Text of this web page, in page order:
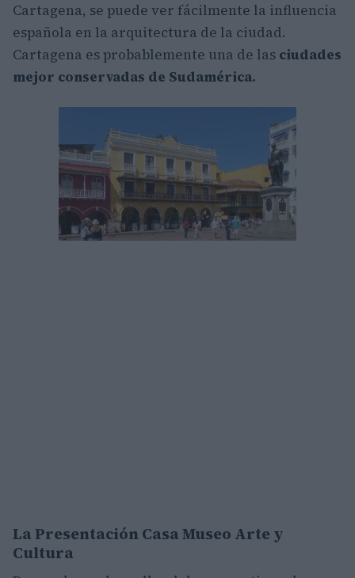
Cartagena, se puede ver fácilmente la influencia
española en la arquitectura de la ciudad.
Cartagena es probablemente una de las ciudades
mejor conservadas de Sudamérica.
La Presentación Casa Museo Arte y
Cultura